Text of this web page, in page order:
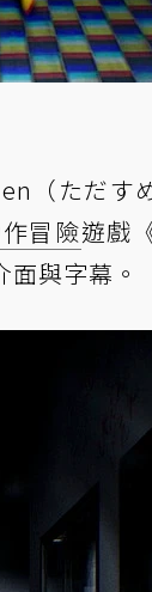
（ただす
冒險遊戲
與字幕。